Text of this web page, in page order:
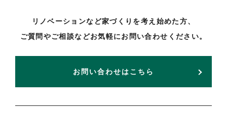
リノベーションなど家づくりを考え始めた方、
ご質問やご相談などお気軽にお問い合わせください。
お問い合わせはこちら